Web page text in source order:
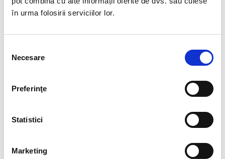
în urma folosirii serviciilor lor.
consimțământului
Necesare
Preferinţe
Statistici
Marketing